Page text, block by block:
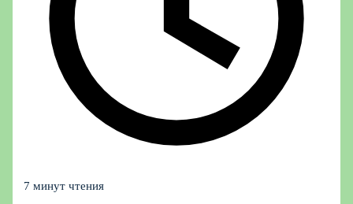
7 минут чтения